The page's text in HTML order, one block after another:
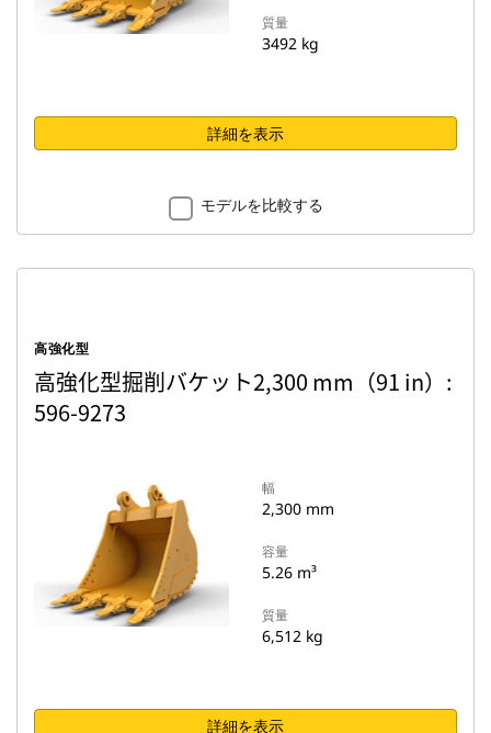
質量
3492 kg
詳細を表示
モデルを比較する
高強化型
高強化型掘削バケット2,300 mm（91 in）:
596-9273
幅
2,300 mm
容量
5.26 m³
質量
6,512 kg
詳細を表示